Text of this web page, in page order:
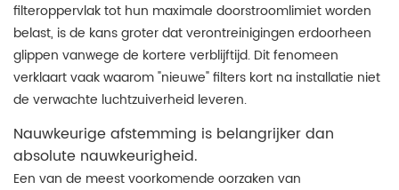
filteroppervlak tot hun maximale doorstroomlimiet worden
belast, is de kans groter dat verontreinigingen erdoorheen
glippen vanwege de kortere verblijftijd. Dit fenomeen
verklaart vaak waarom "nieuwe" filters kort na installatie niet
de verwachte luchtzuiverheid leveren.
Nauwkeurige afstemming is belangrijker dan
absolute nauwkeurigheid.
Een van de meest voorkomende oorzaken van